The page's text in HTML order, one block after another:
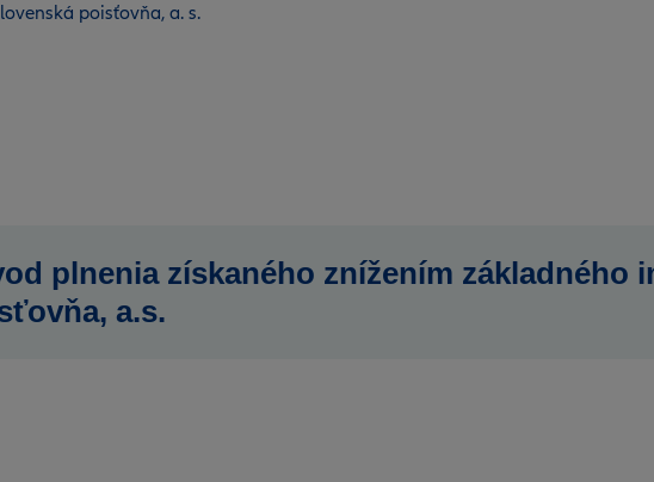
poisťovňa, a. s.
plnenia získaného znížením základného
a.s.